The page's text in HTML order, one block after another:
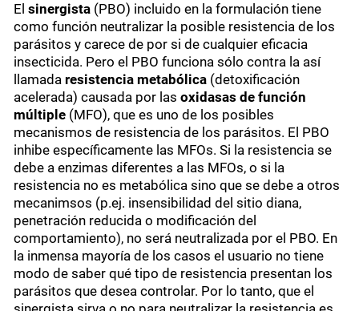
Elsinergista (PBO) incluido en la formulación tiene
como función neutralizar la posible resistencia de los
parásitos y carece de por si de cualquier eficacia
insecticida. Pero el PBO funciona sólo contra la así
llamada resistencia metabólica (detoxificación
acelerada) causada por lasoxidasas de función
múltiple (MFO), que es uno de los posibles
mecanismos de resistencia de los parásitos. El PBO
inhibe específicamente las MFOs. Si la resistencia se
debe a enzimas diferentes a las MFOs, o si la
resistencia no es metabólica sino que se debe a otros
mecanimsos (p.ej. insensibilidad del sitio diana,
penetración reducida o modificación del
comportamiento), no será neutralizada por el PBO. En
la inmensa mayoría de los casos el usuario no tiene
modo de saber qué tipo de resistencia presentan los
parásitos que desea controlar. Por lo tanto, que el